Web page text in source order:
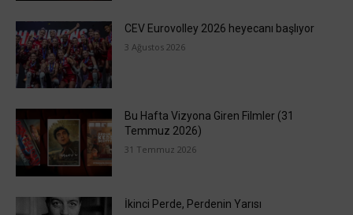
CEV Eurovolley 2026 heyecanı başlıyor
3 Ağustos 2026
Bu Hafta Vizyona Giren Filmler (31
Temmuz 2026)
31 Temmuz 2026
İkinci Perde, Perdenin Yarısı